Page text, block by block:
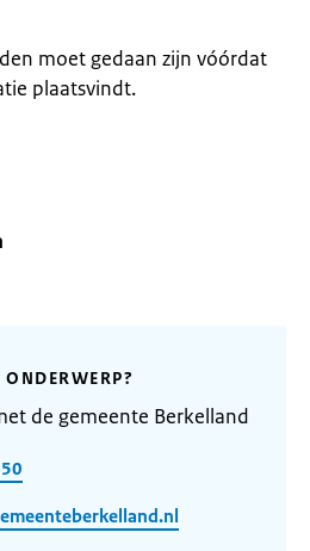
moet gedaan zijn vóórdat
plaatsvindt.
de gemeente Berkelland